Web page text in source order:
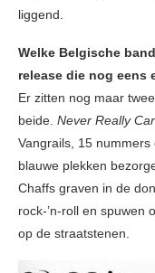
liggend.
Welke Belgische
release die nog eens
Er zitten nog maar
beide. Never Really
Vangrails, 15
blauwe plekken
Chaffs graven in de
rock-’n-roll en spuwen
op de straatstenen.